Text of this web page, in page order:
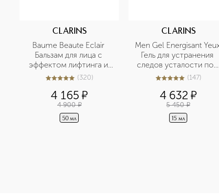
CLARINS
Baume Beaute Eclair
Бальзам для лица с
эффектом лифтинга и
сияния
5из 5320 (320)
4 165 ¤
4 900 ¤
50 мл
CLARINS
Men Gel Energisant
Гель для устранения
следов усталости под
глазами
5из 5147 (147)
4 632 ¤
5 450 ¤
15 мл